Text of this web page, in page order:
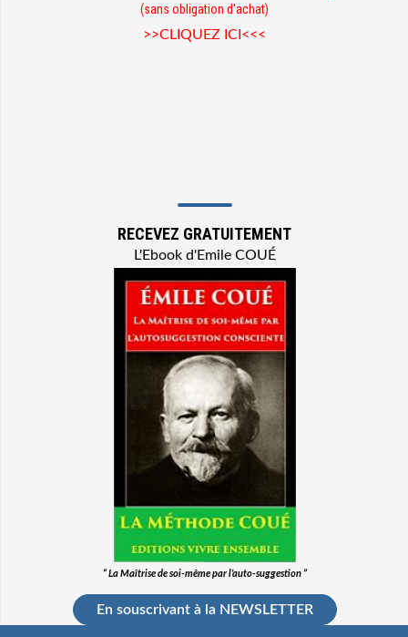
(sans obligation d'achat)
>>CLIQUEZ ICI<<<
RECEVEZ GRATUITEMENT
L'Ebook d'Emile COUÉ
“ La Maîtrise de soi-même par l’auto-suggestion ”
En souscrivant à la NEWSLETTER